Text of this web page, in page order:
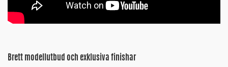
Brett modellutbud och exklusiva finishar